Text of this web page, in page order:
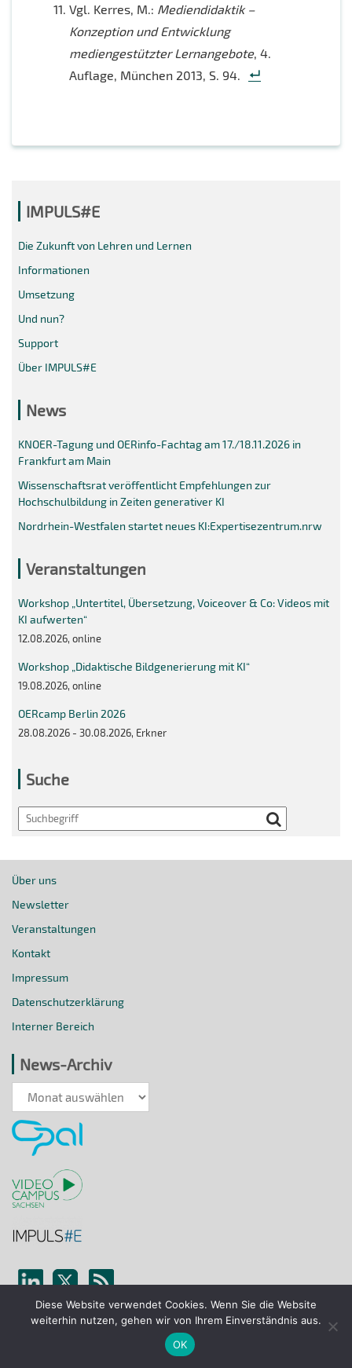
Vgl. Kerres, M.: Mediendidaktik –
Konzeption und Entwicklung
mediengestützter Lernangebote, 4.
Auflage, München 2013, S. 94.
IMPULS#E
Die Zukunft von Lehren und Lernen
Informationen
Umsetzung
Und nun?
Support
Über IMPULS#E
News
KNOER-Tagung und OERinfo-Fachtag am 17./18.11.2026 in
Frankfurt am Main
Wissenschaftsrat veröffentlicht Empfehlungen zur
Hochschulbildung in Zeiten generativer KI
Nordrhein-Westfalen startet neues KI:Expertisezentrum.nrw
Veranstaltungen
Workshop „Untertitel, Übersetzung, Voiceover & Co: Videos mit
KI aufwerten“
12.08.2026, online
Workshop „Didaktische Bildgenerierung mit KI“
19.08.2026, online
OERcamp Berlin 2026
28.08.2026 - 30.08.2026, Erkner
Suche
Search
Über uns
Newsletter
Veranstaltungen
Kontakt
Impressum
Datenschutzerklärung
Interner Bereich
News-Archiv
News-
Archiv
Die sächsische E-Learning-Landesinitiative wird
Diese Website verwendet Cookies. Wenn Sie die Website
weiterhin nutzen, gehen wir von Ihrem Einverständnis aus.
OK